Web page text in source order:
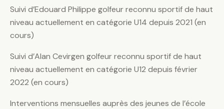
Suivi d’Edouard Philippe golfeur reconnu sportif de haut
niveau actuellement en catégorie U14 depuis 2021 (en
cours)
Suivi d’Alan Cevirgen golfeur reconnu sportif de haut
niveau actuellement en catégorie U12 depuis février
2022 (en cours)
Interventions mensuelles auprès des jeunes de l’école